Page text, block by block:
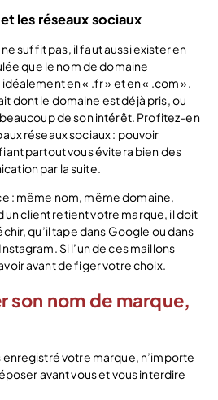
les réseaux sociaux
suffit pas, il faut aussi exister en
que le nom de domaine
en « .fr » et en « .com ».
dont le domaine est déjà pris, ou
de son intérêt. Profitez-en
réseaux sociaux : pouvoir
partout vous évitera bien des
par la suite.
: même nom, même domaine,
un client retient votre marque, il doit
qu’il tape dans Google ou dans
Si l’un de ces maillons
avant de figer votre choix.
son nom de marque,
enregistré votre marque, n’importe
avant vous et vous interdire